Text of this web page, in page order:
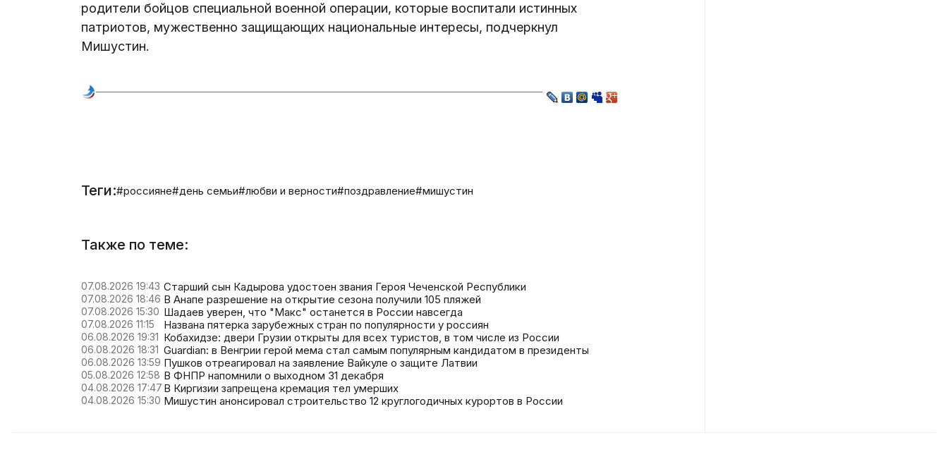
родители бойцов специальной военной операции, которые воспитали истинных
патриотов, мужественно защищающих национальные интересы, подчеркнул
Мишустин.
Теги:#россияне#день семьи#любви и верности#поздравление#мишустин
Также по теме:
07.08.2026 19:43 Старший сын Кадырова удостоен звания Героя Чеченской Республики
07.08.2026 18:46 В Анапе разрешение на открытие сезона получили 105 пляжей
07.08.2026 15:30 Шадаев уверен, что "Макс" останется в России навсегда
07.08.2026 11:15 Названа пятерка зарубежных стран по популярности у россиян
06.08.2026 19:31 Кобахидзе: двери Грузии открыты для всех туристов, в том числе из России
06.08.2026 18:31 Guardian: в Венгрии герой мема стал самым популярным кандидатом в президенты
06.08.2026 13:59 Пушков отреагировал на заявление Вайкуле о защите Латвии
05.08.2026 12:58 В ФНПР напомнили о выходном 31 декабря
04.08.2026 17:47 В Киргизии запрещена кремация тел умерших
04.08.2026 15:30 Мишустин анонсировал строительство 12 круглогодичных курортов в России